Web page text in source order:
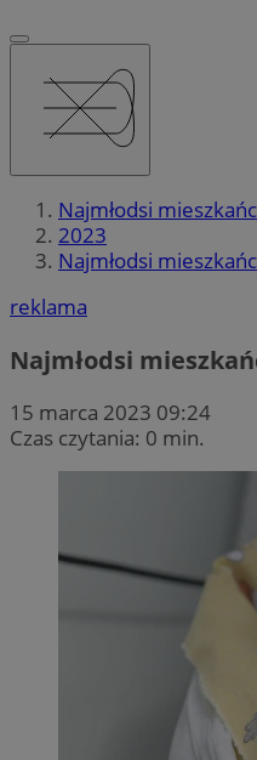
Najmłodsi
2023
Najmłodsi
reklama
Najmłodsi
15 marca 2023 09:24
Czas czytania: 0 min.